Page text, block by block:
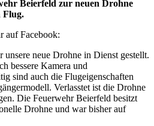
Beierfeld zur neuen Drohne
Flug.
auf Facebook:
unsere neue Drohne in Dienst gestellt.
bessere Kamera und
sind auch die Flugeigenschaften
Verlasstet ist die Drohne
Die Feuerwehr Beierfeld besitzt
Drohne und war bisher auf